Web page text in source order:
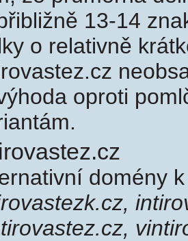
13-14
o relativně
oproti
domény